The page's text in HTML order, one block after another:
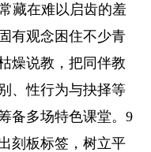
藏在难以启齿的羞
有观念困住不少青
燥说教，把同伴教
、性行为与抉择等
备多场特色课堂。9
刻板标签，树立平